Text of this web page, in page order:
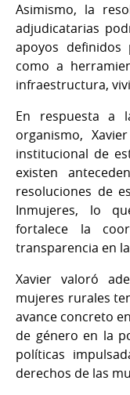
Asimismo, la
adjudicatarias
apoyos definidos
como a
infraestructura,
En respuesta a
organismo,
institucional de
existen
resoluciones de
Inmujeres, lo
fortalece la
transparencia en
Xavier valoró
mujeres rurales
avance concreto
de género en la
políticas
derechos de las